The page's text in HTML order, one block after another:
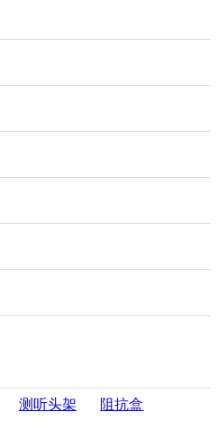
测听头架 阻抗盒